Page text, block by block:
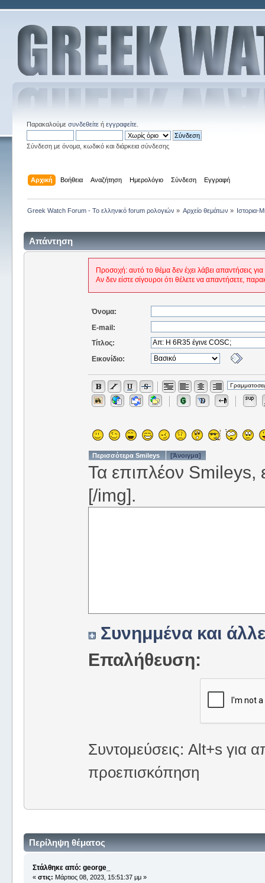
Παρακαλούμε συνδεθείτεή εγγραφείτε.
Σύνδεση με όνομα, κωδικό και διάρκεια σύνδεσης
Αρχική Βοήθεια Αναζήτηση Ημερολόγιο Σύνδεση Εγγραφή
Greek Watch Forum - Το ελληνικό forum ρολογιών » Αρχείο θεμάτων » Ιστορια-
Απάντηση
Προσοχή: αυτό το θέμα δεν έχει λάβει απαντήσεις
Αν δεν είστε σίγουροι ότι θέλετε να απαντήσετε,
Όνομα:
E-mail:
Τίτλος:
Εικονίδιο:
Περισσότερα Smileys [Άνοιγμα]
Τα επιπλέον Smileys,
[/img].
Συνημμένα και
Επαλήθευση:
Συντομεύσεις: Alt+s για
προεπισκόπηση
Περίληψη θέματος
Στάλθηκε από: george_
« στις: Μάρτιος 08, 2023, 15:51:37 μμ »